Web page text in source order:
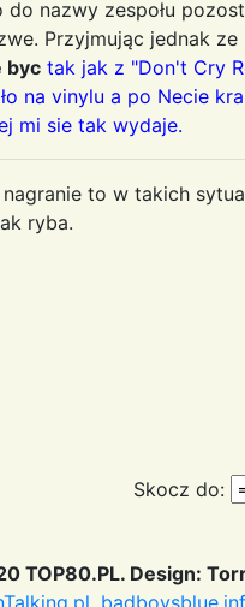
do nazwy zespołu
Przyjmując jednak
byc tak jak z "Don't Cry
na vinylu a po Necie
mi sie tak wydaje.
to w takich
ryba.
Skocz do:
TOP80.PL. Design:
,